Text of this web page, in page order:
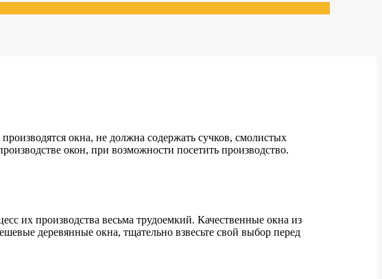
окна, не должна содержать сучков, смолистых
окон, при возможности посетить производство.
их производства весьма трудоемкий. Качественные окна из
деревянные окна, тщательно взвесьте свой выбор перед